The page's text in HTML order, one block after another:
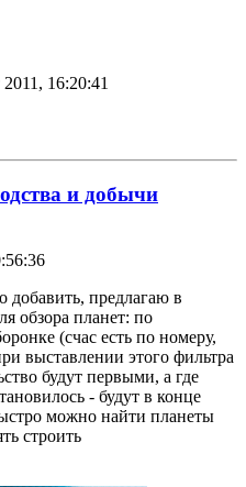
2011, 16:20:41
и добычи
добавить, предлагаю в
обзора планет: по
(счас есть по номеру,
выставлении этого фильтра
будут первыми, а где
- будут в конце
можно найти планеты
строить